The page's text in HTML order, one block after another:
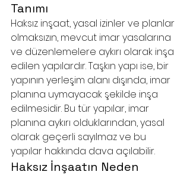
Tanımı
Haksız inşaat, yasal izinler ve planlar
olmaksızın, mevcut imar yasalarına
ve düzenlemelere aykırı olarak inşa
edilen yapılardır. Taşkın yapı ise, bir
yapının yerleşim alanı dışında, imar
planına uymayacak şekilde inşa
edilmesidir. Bu tür yapılar, imar
planına aykırı olduklarından, yasal
olarak geçerli sayılmaz ve bu
yapılar hakkında dava açılabilir.
Haksız İnşaatın Neden